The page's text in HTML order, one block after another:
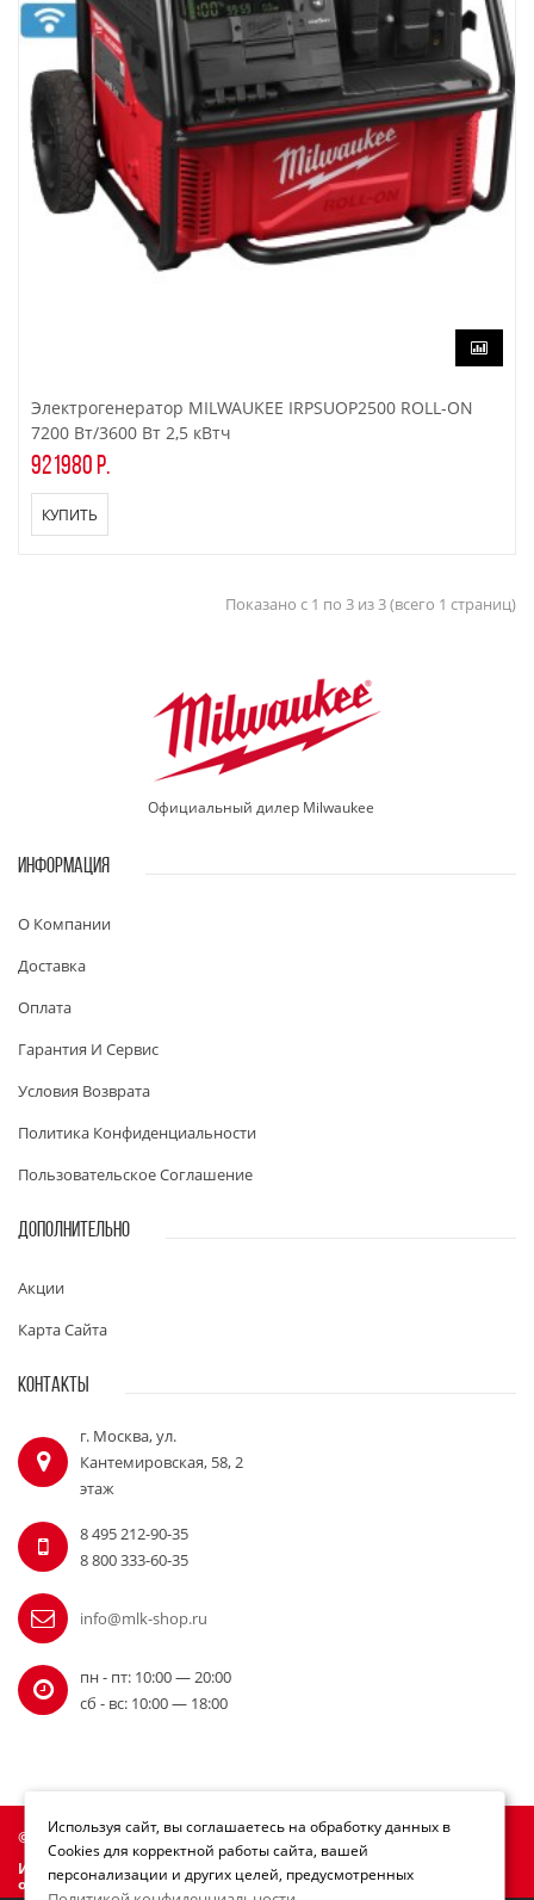
Электрогенератор MILWAUKEE IRPSUOP2500 ROLL-ON
7200 Вт/3600 Вт 2,5 кВтч
921980 р.
КУПИТЬ
Показано с 1 по 3 из 3 (всего 1 страниц)
Официальный дилер Milwaukee
ИНФОРМАЦИЯ
О Компании
Доставка
Оплата
Гарантия И Сервис
Условия Возврата
Политика Конфиденциальности
Пользовательское Соглашение
ДОПОЛНИТЕЛЬНО
Акции
Карта Сайта
КОНТАКТЫ
г. Москва, ул.
Кантемировская, 58, 2
этаж
8 495 212-90-35
8 800 333-60-35
info@mlk-shop.ru
пн - пт: 10:00 — 20:00
сб - вс: 10:00 — 18:00
© Официальный дилер Milwaukee 2010 - 2026
Информация на сайте mlk-shop.ru не является публичной
офертой.
Используя сайт, вы соглашаетесь на обработку данных в
Cookies для корректной работы сайта, вашей
персонализации и других целей, предусмотренных